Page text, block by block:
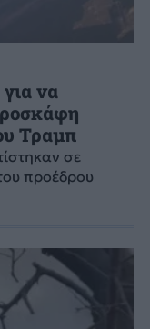
να
Τραμπ
σε
προέδρου